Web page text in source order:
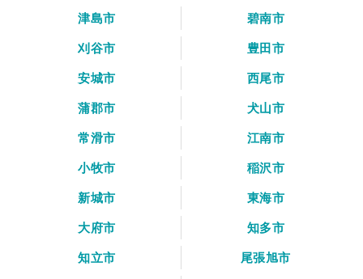
津島市
碧南市
刈谷市
豊田市
安城市
西尾市
蒲郡市
犬山市
常滑市
江南市
小牧市
稲沢市
新城市
東海市
大府市
知多市
知立市
尾張旭市